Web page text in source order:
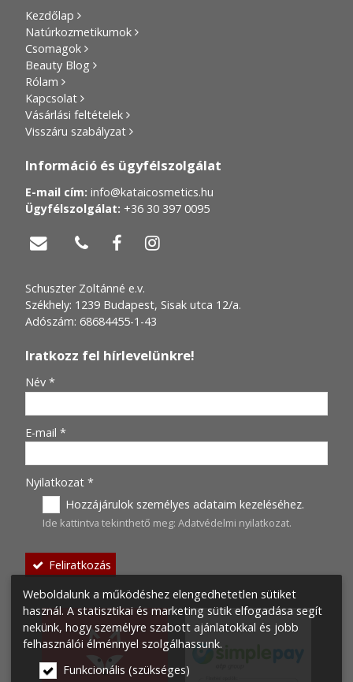
Kezdőlap
Natúrkozmetikumok
Csomagok
Beauty Blog
Rólam
Kapcsolat
Vásárlási feltételek
Visszáru szabályzat
Információ és ügyfélszolgálat
E-mail cím: info@kataicosmetics.hu
Ügyfélszolgálat: +36 30 397 0095
   
Schuszter Zoltánné e.v.
Székhely: 1239 Budapest, Sisak utca 12/a.
Adószám: 68684455-1-43
Iratkozz fel hírlevelünkre!
-
-
-
-
-
Név*
E-mail*
Nyilatkozat*
Hozzájárulok személyes adataim kezeléséhez.
Ide kattintva tekinthető meg: Adatvédelmi nyilatkozat.
Feliratkozás
Weboldalunk a működéshez elengedhetetlen sütiket
használ. A statisztikai és marketing sütik elfogadása segít
nekünk, hogy személyre szabott ajánlatokkal és jobb
felhasználói élménnyel szolgálhassunk.
Funkcionális (szükséges)